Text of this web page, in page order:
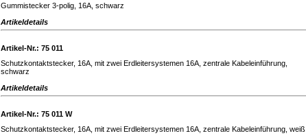
Gummistecker 3-polig, 16A, schwarz
Artikeldetails
Artikel-Nr.: 75 011
Schutzkontaktstecker, 16A, mit zwei Erdleitersystemen 16A, zentrale Kabeleinführung,
schwarz
Artikeldetails
Artikel-Nr.: 75 011 W
Schutzkontaktstecker, 16A, mit zwei Erdleitersystemen 16A, zentrale Kabeleinführung, weiß